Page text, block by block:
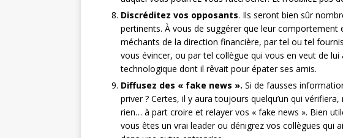
Discréditez vos opposants. Ils seront bien sûr
pertinents. À vous de suggérer que leur comportement
méchants de la direction financière, par tel ou tel
vous évincer, ou par tel collègue qui vous en veut de
technologique dont il rêvait pour épater ses amis.
Diffusez des « fake news ». Si de fausses
priver ? Certes, il y aura toujours quelqu’un qui
rien… à part croire et relayer vos « fake news ». Bien
vous êtes un vrai leader ou dénigrez vos collègues qui